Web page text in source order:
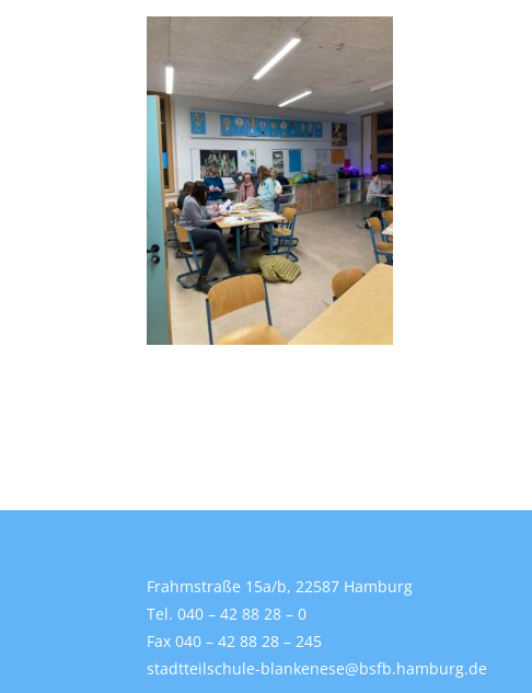
Frahmstraße 15a/b, 22587 Hamburg
Tel. 040 – 42 88 28 – 0
Fax 040 – 42 88 28 – 245
stadtteilschule-blankenese@bsfb.hamburg.de